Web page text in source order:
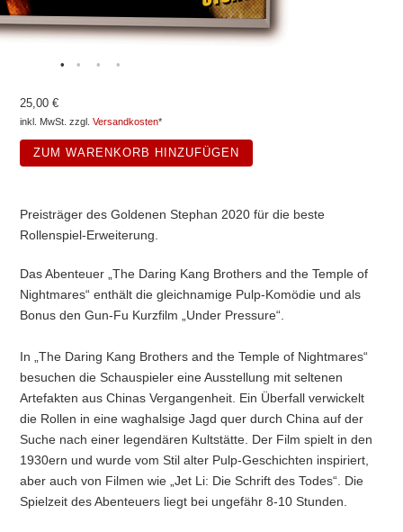
• • • •
25,00 €
inkl. MwSt. zzgl. Versandkosten*
ZUM WARENKORB HINZUFÜGEN
Preisträger des Goldenen Stephan 2020 für die beste
Rollenspiel-Erweiterung.
Das Abenteuer „The Daring Kang Brothers and the Temple of
Nightmares“ enthält die gleichnamige Pulp-Komödie und als
Bonus den Gun-Fu Kurzfilm „Under Pressure“.
In „The Daring Kang Brothers and the Temple of Nightmares“
besuchen die Schauspieler eine Ausstellung mit seltenen
Artefakten aus Chinas Vergangenheit. Ein Überfall verwickelt
die Rollen in eine waghalsige Jagd quer durch China auf der
Suche nach einer legendären Kultstätte. Der Film spielt in den
1930ern und wurde vom Stil alter Pulp-Geschichten inspiriert,
aber auch von Filmen wie „Jet Li: Die Schrift des Todes“. Die
Spielzeit des Abenteuers liegt bei ungefähr 8-10 Stunden.